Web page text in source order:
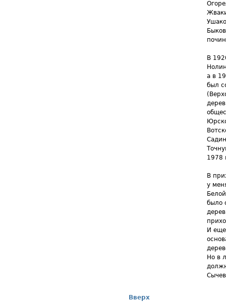
В
а в
был
1978
В
у
было
И
Но в
Вверх